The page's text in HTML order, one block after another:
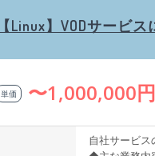
【Linux】VODサービ
単価 〜1,000,000円
自社サービス